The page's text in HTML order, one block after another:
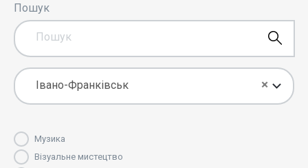
Пошук
×
Івано-Франківськ
Музика
Візуальне мистецтво